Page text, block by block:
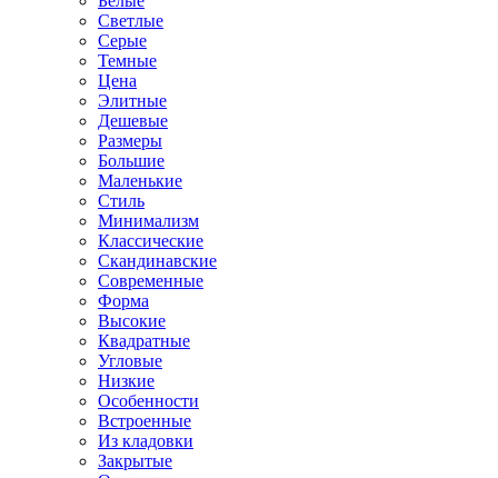
Светлые
Серые
Темные
Цена
Элитные
Дешевые
Размеры
Большие
Маленькие
Стиль
Минимализм
Классические
Скандинавские
Современные
Форма
Высокие
Квадратные
Угловые
Низкие
Особенности
Встроенные
Из кладовки
Закрытые